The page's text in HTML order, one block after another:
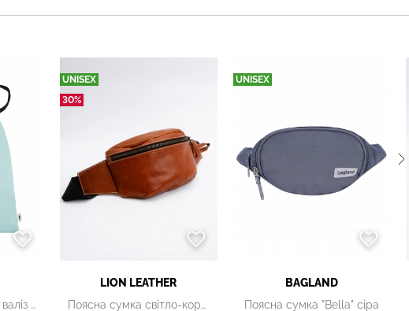
Захисний чохол для валіз ECO TRAVEL SMALL блакитний
UNISEX
30%
LION LEATHER
Поясна сумка світло-коричнева
UNISEX
BAGLAND
Поясна сумка "Bella" сіра